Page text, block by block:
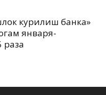
курилиш банка»
января-
раза